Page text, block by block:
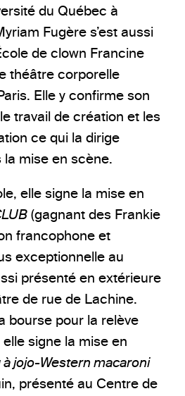
du Québec à
Fugère s’est aussi
de clown Francine
théâtre corporelle
Elle y confirme son
travail de création et les
ce qui la dirige
mise en scène.
elle signe la mise en
(gagnant des Frankie
francophone et
exceptionnelle au
présenté en extérieure
de rue de Lachine.
bourse pour la relève
signe la mise en
à jojo-Western macaroni
présenté au Centre de